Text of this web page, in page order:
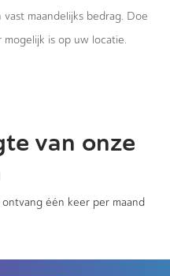
maandelijks bedrag. Doe
is op uw locatie.
van onze
één keer per maand